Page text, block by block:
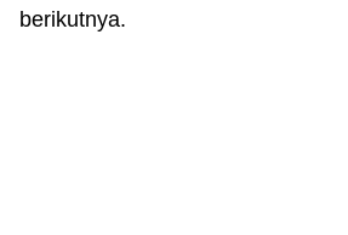
berikutnya.